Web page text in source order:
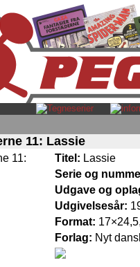
11: Lassie
Titel: Lassie
Serie og
Udgave og
Udgivelsesår:
Format:
Forlag: Nyt